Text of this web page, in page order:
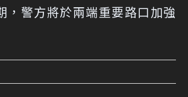
，警方將於兩端重要路口加強